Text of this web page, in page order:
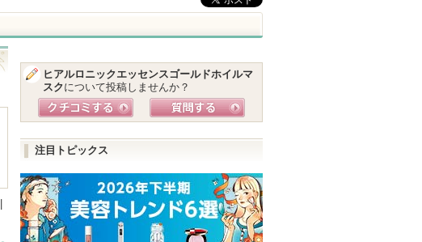
ヒアルロニックエッセンスゴールドホイルマ
スクについて投稿しませんか？
注目トピックス